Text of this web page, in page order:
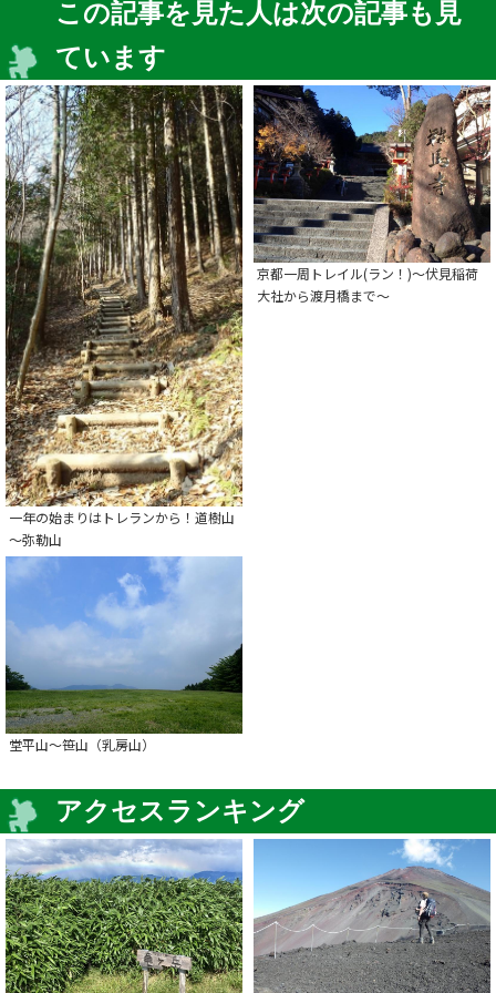
この記事を見た人は次の記事も見
ています
一年の始まりはトレランから！道樹山
～弥勒山
京都一周トレイル(ラン！)～伏見稲荷
大社から渡月橋まで～
堂平山～笹山（乳房山）
アクセスランキング